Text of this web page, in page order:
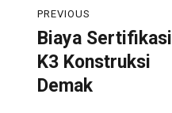
PREVIOUS
Biaya Sertifikasi
K3 Konstruksi
Demak